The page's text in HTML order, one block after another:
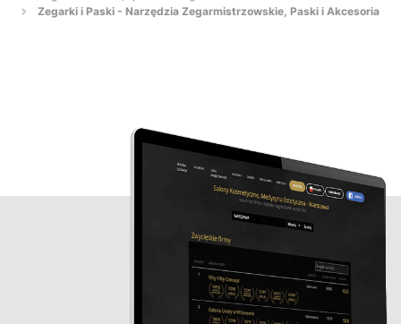
Zegarki i Paski - Narzędzia Zegarmistrzowskie, Paski i Akcesoria